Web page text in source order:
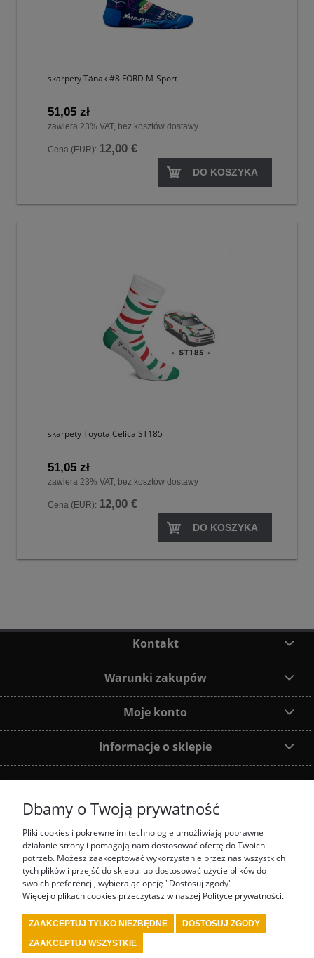
skarpety Tänak #8 FORD M-Sport
51,05 zł
zawiera 23% VAT, bez kosztów dostawy
Cena (EUR): 12,00 €
DO KOSZYKA
skarpety Toyota Celica ST185
51,05 zł
zawiera 23% VAT, bez kosztów dostawy
Cena (EUR): 12,00 €
DO KOSZYKA
Kontakt
Warunki zakupów
Moje konto
Informacje o sklepie
Dołącz do nas:
Najczęściej wyszukiwane produkty:
prezenty motorsport fotel biurowy OMP tanie akcesoria rajdowe red spec
wyposażenie rajdowe turn one przedstawiciel stilo przedstawiciel OMP
kombinezon kartingowy kombinezon OMP kask Stilo sklep rajdowy rally shop
system gaśniczy fia wyposażenie serwisu motorsport wyposażenie bezpieczeństwa
wyposażenie kierowcy rajdowego wyposażenie samochodu rajdowego
kask kartingowy kask fia skarpety fia
kombinezon fia kombinezon rajdowy
Dbamy o Twoją prywatność
Pliki cookies i pokrewne im technologie umożliwiają poprawne
działanie strony i pomagają nam dostosować ofertę do Twoich
potrzeb. Możesz zaakceptować wykorzystanie przez nas wszystkich
tych plików i przejść do sklepu lub dostosować użycie plików do
swoich preferencji, wybierając opcję "Dostosuj zgody".
Więcej o plikach cookies przeczytasz w naszej Polityce prywatności.
ZAAKCEPTUJ TYLKO NIEZBĘDNE
DOSTOSUJ ZGODY
ZAAKCEPTUJ WSZYSTKIE